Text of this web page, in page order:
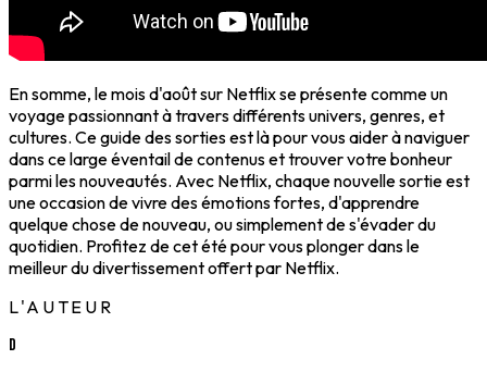
En somme, le mois d'août sur Netflix se présente comme un
voyage passionnant à travers différents univers, genres, et
cultures. Ce guide des sorties est là pour vous aider à naviguer
dans ce large éventail de contenus et trouver votre bonheur
parmi les nouveautés. Avec Netflix, chaque nouvelle sortie est
une occasion de vivre des émotions fortes, d'apprendre
quelque chose de nouveau, ou simplement de s'évader du
quotidien. Profitez de cet été pour vous plonger dans le
meilleur du divertissement offert par Netflix.
L'AUTEUR
D